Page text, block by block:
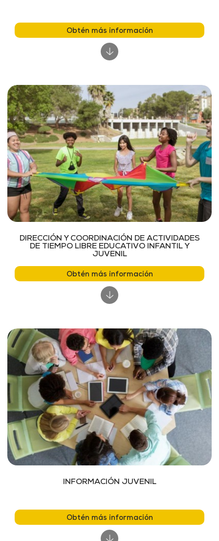
Obtén más información
DIRECCIÓN Y COORDINACIÓN DE ACTIVIDADES
DE TIEMPO LIBRE EDUCATIVO INFANTIL Y
JUVENIL
Obtén más información
INFORMACIÓN JUVENIL
Obtén más información